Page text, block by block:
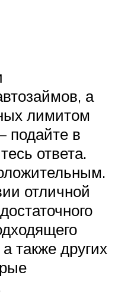
а
лимитом
подайте в
ответа.
отличной
также других